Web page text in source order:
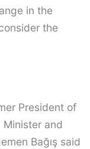
in the
the
President of
Minister and
Bağış said